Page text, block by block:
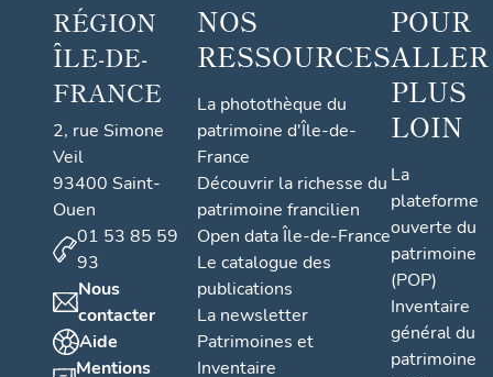
RÉGION
ÎLE-DE-
FRANCE
2, rue Simone
Veil
93400 Saint-
Ouen
01 53 85 59
93
Nous
contacter
Aide
Mentions
NOS
RESSOURCES
La photothèque du
patrimoine d'Île-de-
France
Découvrir la richesse du
patrimoine francilien
Open data Île-de-France
Le catalogue des
publications
La newsletter
Patrimoines et
Inventaire
POUR
ALLER
PLUS
LOIN
La
plateforme
ouverte du
patrimoine
(POP)
Inventaire
général du
patrimoine